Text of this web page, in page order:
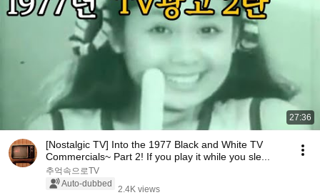
27:36
[Nostalgic TV] Into the 1977 Black and White TV
Commercials~ Part 2! If you play it while you sle...
추억속으로TV
Auto-dubbed
2.4K views